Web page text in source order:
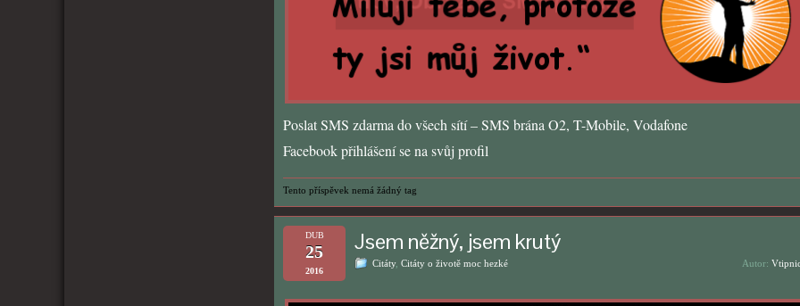
Poslat SMS zdarma do všech sítí – SMS brána O2, T-Mobile, Vodafone
Facebook přihlášení se na svůj profil
Tento příspěvek nemá žádný tag
DUB
25
2016
Jsem něžný, jsem krutý
Citáty, Citáty o životě moc hezké Autor: